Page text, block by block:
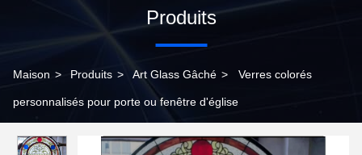
Produits
Maison > Produits > Art Glass Gâché > Verres colorés
personnalisés pour porte ou fenêtre d'église